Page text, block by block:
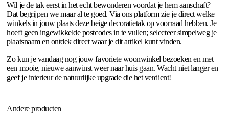
Wil je de tak eerst in het echt bewonderen voordat je hem aanschaft?
Dat begrijpen we maar al te goed. Via ons platform zie je direct welke
winkels in jouw plaats deze beige decoratietak op voorraad hebben. Je
hoeft geen ingewikkelde postcodes in te vullen; selecteer simpelweg je
plaatsnaam en ontdek direct waar je dit artikel kunt vinden.
Zo kun je vandaag nog jouw favoriete woonwinkel bezoeken en met
een mooie, nieuwe aanwinst weer naar huis gaan. Wacht niet langer en
geef je interieur de natuurlijke upgrade die het verdient!
Andere producten